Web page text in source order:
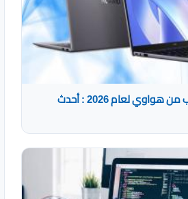
أفضل أجهزة اللاب توب من هواوي لعام 2026 : أحدث